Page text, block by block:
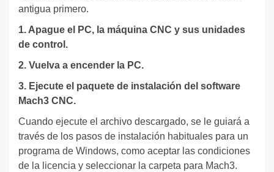
antigua primero.
1. Apague el PC, la máquina CNC y sus unidades
de control.
2. Vuelva a encender la PC.
3. Ejecute el paquete de instalación del software
Mach3 CNC.
Cuando ejecute el archivo descargado, se le guiará a
través de los pasos de instalación habituales para un
programa de Windows, como aceptar las condiciones
de la licencia y seleccionar la carpeta para Mach3.